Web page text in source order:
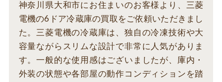
神奈川県大和市にお住まいのお客様より、三菱
電機の6ドア冷蔵庫の買取をご依頼いただきまし
た。三菱電機の冷蔵庫は、独自の冷凍技術や大
容量ながらスリムな設計で非常に人気がありま
す。一般的な使用感はございましたが、庫内・
外装の状態や各部屋の動作コンディションを踏